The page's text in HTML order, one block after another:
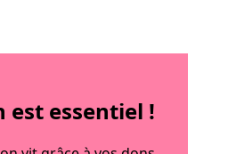
est essentiel !